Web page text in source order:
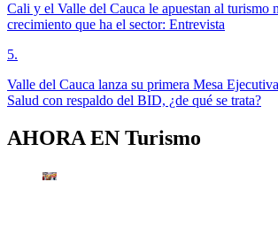
Cali y el Valle del Cauca le apuestan al turismo
crecimiento que ha el sector: Entrevista
5.
Valle del Cauca lanza su primera Mesa
Salud con respaldo del BID, ¿de qué se trata?
AHORA EN Turismo